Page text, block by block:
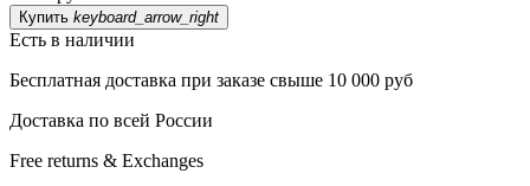
Купить keyboard_arrow_right
Есть в наличии
Бесплатная доставка при заказе свыше 10 000 руб
Доставка по всей России
Free returns & Exchanges